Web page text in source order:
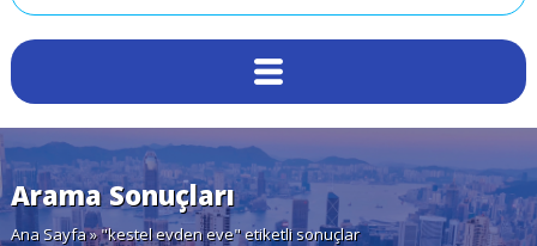
Arama Sonuçları
Ana Sayfa» "kestel evden eve" etiketli sonuçlar